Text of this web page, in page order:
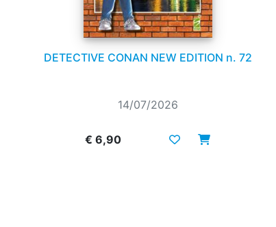
DETECTIVE CONAN NEW EDITION n. 72
14/07/2026
€ 6,90